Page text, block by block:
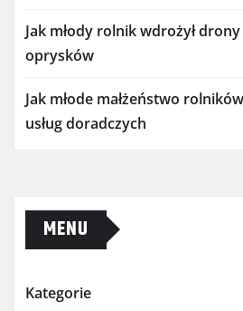
Jak młody rolnik wdrożył
oprysków
Jak młode małżeństwo
usług doradczych
MENU
Kategorie